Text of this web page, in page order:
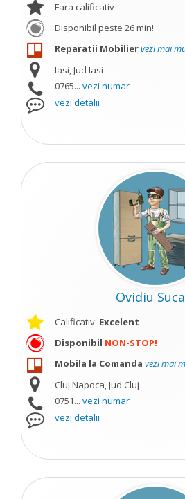
Fara calificativ
Disponibil peste 26 min!
Reparatii Mobiliervezi mai
Iasi, Jud Iasi
0765... vezi numar
vezi detalii
Ovidiu
Calificativ: Excelent
Disponibil NON-STOP!
Mobila la Comanda vezi mai
Cluj Napoca, Jud Cluj
0751... vezi numar
vezi detalii